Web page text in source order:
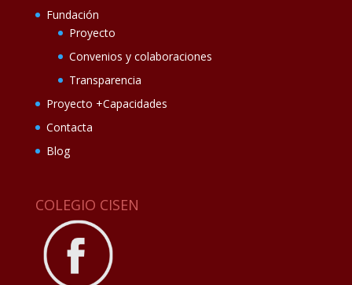
Fundación
Proyecto
Convenios y colaboraciones
Transparencia
Proyecto +Capacidades
Contacta
Blog
COLEGIO CISEN